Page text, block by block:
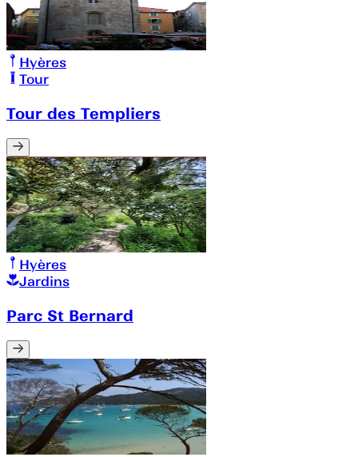
Hyères
Tour
Tour des Templiers
Hyères
Jardins
Parc St Bernard